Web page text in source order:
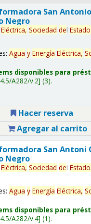
San
Negro
Eléctrica, Sociedad del Estado
Agua y Energía Eléctrica,
disponibles para
A282/v.2 (3).
Hacer reserva
Agregar al carrito
San Antoni
Negro
Eléctrica, Sociedad del Estado
Agua y Energía Eléctrica,
disponibles para
A282/v.4 (1).